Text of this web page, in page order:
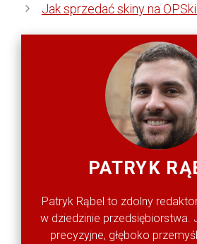
Jak sprzedać skiny na
PATRYK
Patryk Rąbel to zdolny
w dziedzinie przedsiębiorstwa.
precyzyjne, głęboko